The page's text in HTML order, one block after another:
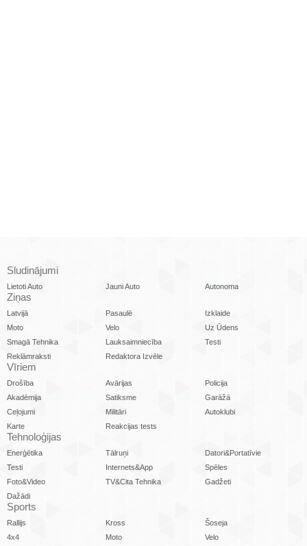
Sludinājumi
Lietoti Auto Jauni Auto Autonoma
Ziņas
Latvijā Pasaulē
Izklaide
Moto
Velo
Uz Ūdens
Smagā Tehnika
Lauksaimniecība
Testi
Reklāmraksti
Redaktora Izvēle
Vīriem
Drošība Avārijas
Policija
Akadēmija
Satiksme
Garāžā
Ceļojumi
Militāri
Autoklubi
Karte
Reakcijas tests
Tehnoloģijas
Enerģētika Tālruņi
Datori&Portatīvie
Testi
Internets&App
Spēles
Foto&Video
TV&Cita Tehnika
Gadžeti
Dažādi
Sports
Rallijs Kross
Šoseja
4x4
Moto
Velo